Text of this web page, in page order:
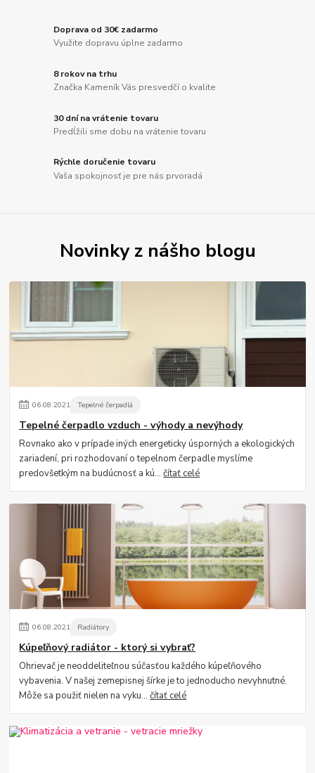
Doprava od 30€ zadarmo
Využite dopravu úplne zadarmo
8 rokov na trhu
Značka Kameník Vás presvedčí o kvalite
30 dní na vrátenie tovaru
Predĺžili sme dobu na vrátenie tovaru
Rýchle doručenie tovaru
Vaša spokojnosť je pre nás prvoradá
Novinky z nášho blogu
06.08.2021 Tepelné čerpadlá
Tepelné čerpadlo vzduch - výhody a nevýhody
Rovnako ako v prípade iných energeticky úsporných a ekologických
zariadení, pri rozhodovaní o tepelnom čerpadle myslíme
predovšetkým na budúcnosť a kú...čítať celé
06.08.2021 Radiátory
Kúpeľňový radiátor - ktorý si vybrať?
Ohrievač je neoddeliteľnou súčasťou každého kúpeľňového
vybavenia. V našej zemepisnej šírke je to jednoducho nevyhnutné.
Môže sa použiť nielen na vyku...čítať celé